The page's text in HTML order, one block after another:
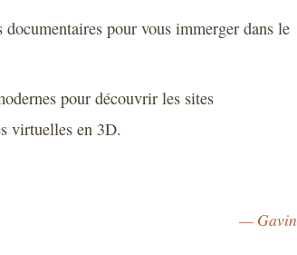
pour vous immerger dans le
pour découvrir les sites
virtuelles en 3D.
— Gavin